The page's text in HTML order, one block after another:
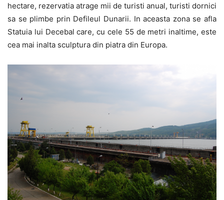
hectare, rezervatia atrage mii de turisti anual, turisti dornici
sa se plimbe prin Defileul Dunarii. In aceasta zona se afla
Statuia lui Decebal care, cu cele 55 de metri inaltime, este
cea mai inalta sculptura din piatra din Europa.